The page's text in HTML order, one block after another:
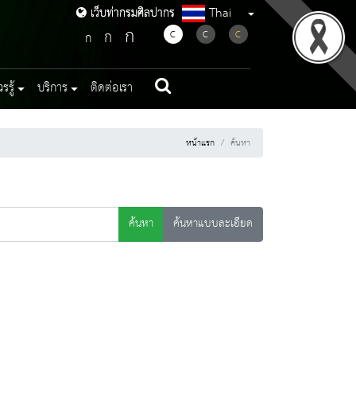
เว็บท่ากรมศิลปากร
เว็บท่ากรมศิลปากร Thai
ก ก ก C C C
รู้ บริการ ติดต่อเรา
หน้าแรก ค้นหา
ค้นหา
ค้นหาแบบละเอียด